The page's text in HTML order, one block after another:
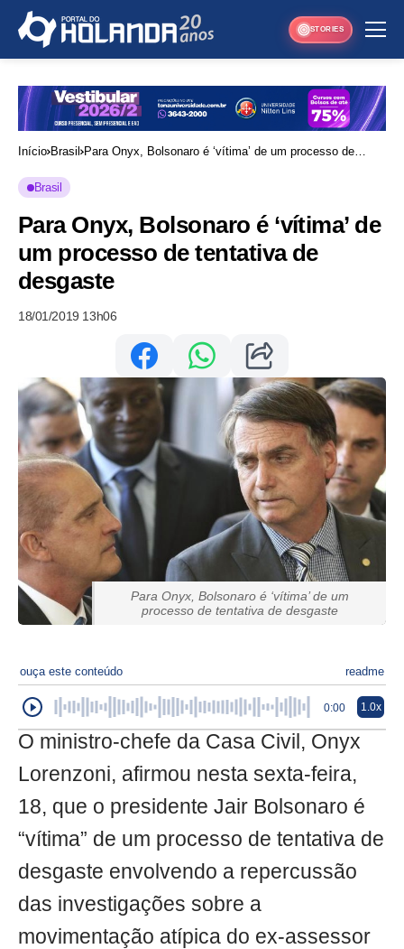
STORIES
Início Brasil
Para Onyx, Bolsonaro é ‘vítima’ de um processo de
Brasil
Para Onyx, Bolsonaro é ‘vítima’ de
um processo de tentativa de
desgaste
18/01/2019 13h06
Para Onyx, Bolsonaro é ‘vítima’ de um
processo de tentativa de desgaste
ouça este conteúdo readme
0:00 1.0x
O ministro-chefe da Casa Civil, Onyx
Lorenzoni, afirmou nesta sexta-feira,
18, que o presidente Jair Bolsonaro é
“vítima” de um processo de tentativa de
desgaste envolvendo a repercussão
das investigações sobre a
movimentação atípica do ex-assessor